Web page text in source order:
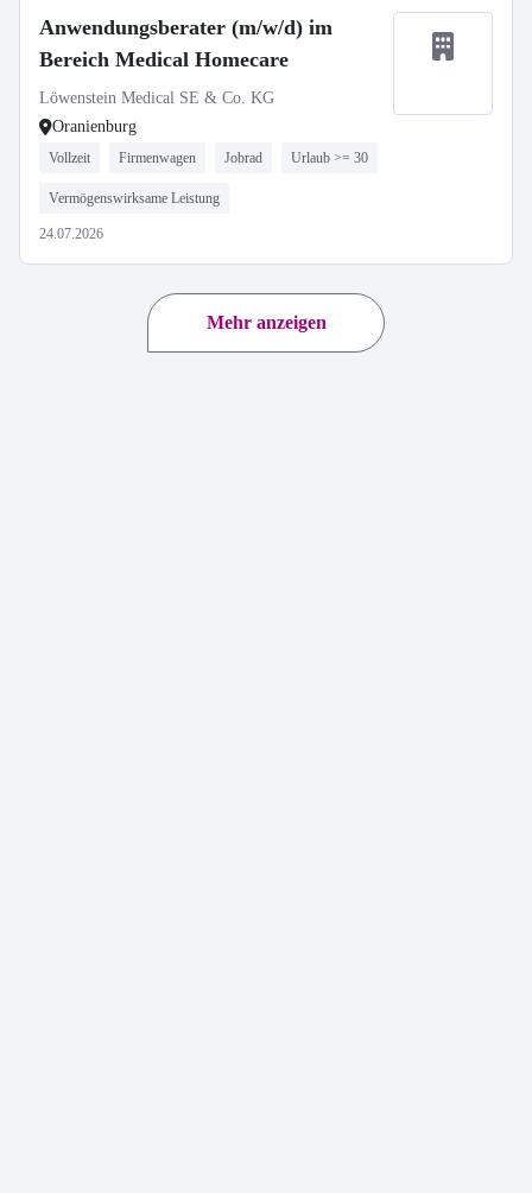
Anwendungsberater (m/w/d) im
Bereich Medical Homecare
Löwenstein Medical SE & Co. KG
Oranienburg
Vollzeit Firmenwagen Jobrad Urlaub >= 30
Vermögenswirksame Leistung
24.07.2026
Mehr anzeigen